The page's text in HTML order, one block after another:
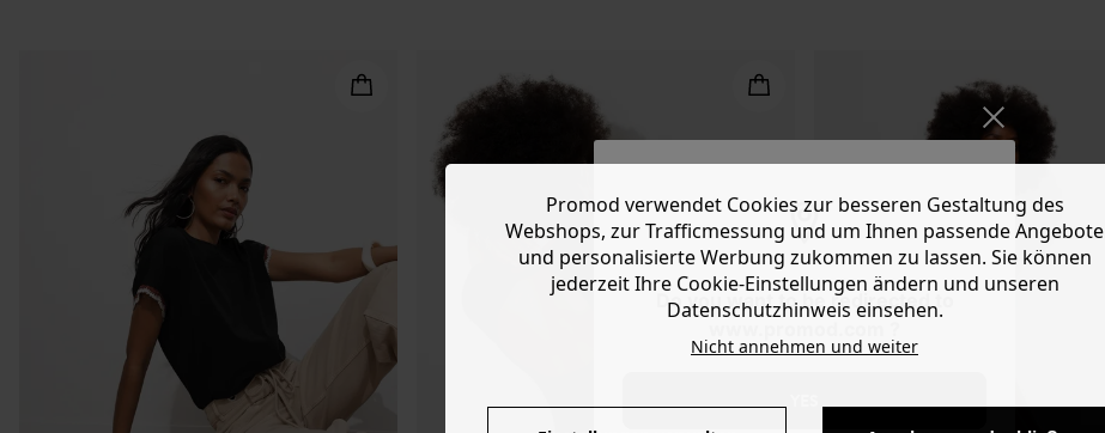
Do you want to be redirected to
Promod verwendet Cookies zur besseren Gestaltung des
Webshops, zur Trafficmessung und um Ihnen passende Angebote
und personalisierte Werbung zukommen zu lassen. Sie können
jederzeit Ihre Cookie-Einstellungen ändern und unseren
Datenschutzhinweis einsehen.
Nicht annehmen und weiter